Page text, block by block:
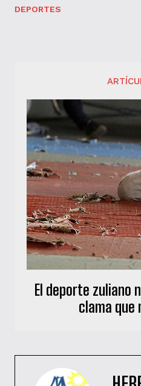
DEPORTES
El deporte zuliano
clama que